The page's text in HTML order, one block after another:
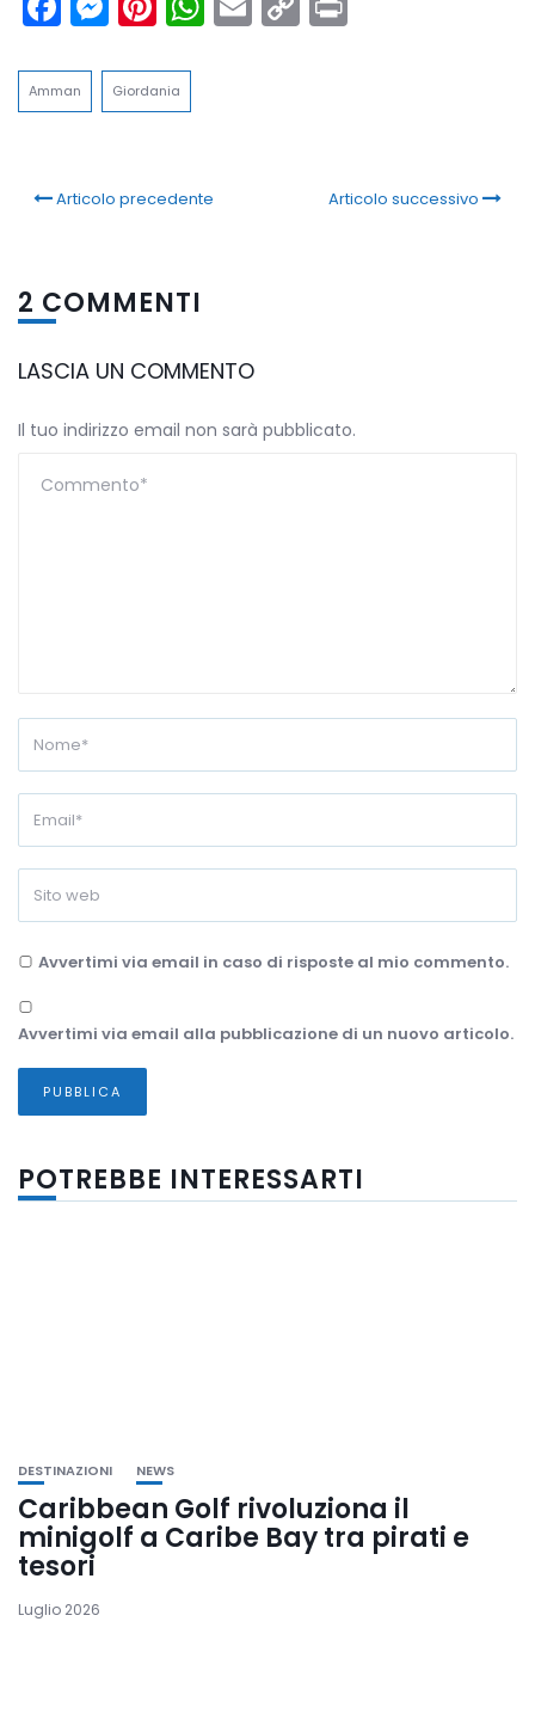
Link
Amman Giordania
Articolo precedente Articolo successivo
2 COMMENTI
LASCIA UN COMMENTO
Il tuo indirizzo email non sarà pubblicato.
Avvertimi via email in caso di risposte al mio commento.
Avvertimi via email alla pubblicazione di un nuovo articolo.
POTREBBE INTERESSARTI
DESTINAZIONI NEWS
Caribbean Golf rivoluziona il
minigolf a Caribe Bay tra pirati e
tesori
Luglio 2026